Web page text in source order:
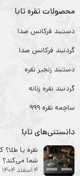
محصولات نقره تابا
دستبند فرکانس صدا
گردنبند فرکانس صدا
دستبند زنجیر نقره
گردنبند نقره زنانه
ساچمه نقره ۹۹۹
دانستنی‌های تابا
نقره یا
شما می‌کند؟
4 اسفند 1404